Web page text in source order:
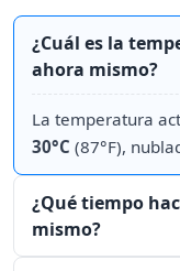
¿Cuál es la
ahora mismo?
La temperatura
30°C (87°F),
¿Qué tiempo
mismo?